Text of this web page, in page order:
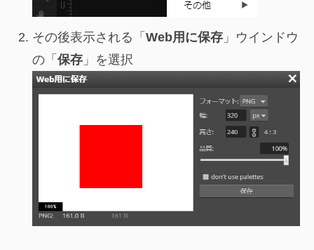
その後表示される「 Web用に保存」ウインドウ
の「 保存」を選択